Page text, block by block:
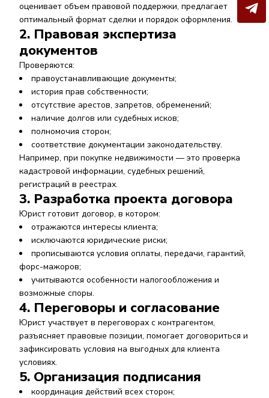
оценивает объем правовой поддержки, предлагает
оптимальный формат сделки и порядок оформления.
2. Правовая экспертиза
документов
Проверяются:
правоустанавливающие документы;
история прав собственности;
отсутствие арестов, запретов, обременений;
наличие долгов или судебных исков;
полномочия сторон;
соответствие документации законодательству.
Например, при покупке недвижимости — это проверка
кадастровой информации, судебных решений,
регистраций в реестрах.
3. Разработка проекта договора
Юрист готовит договор, в котором:
отражаются интересы клиента;
исключаются юридические риски;
прописываются условия оплаты, передачи, гарантий,
форс-мажоров;
учитываются особенности налогообложения и
возможные споры.
4. Переговоры и согласование
Юрист участвует в переговорах с контрагентом,
разъясняет правовые позиции, помогает договориться и
зафиксировать условия на выгодных для клиента
условиях.
5. Организация подписания
координация действий всех сторон;